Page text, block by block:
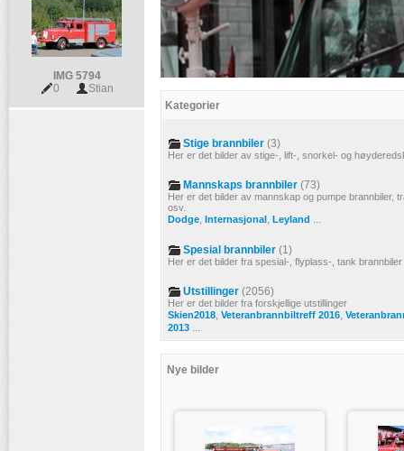
IMG 5794
0
Stian
Kategorier
Stige brannbiler (3)
Her er det bilder av stige-, lift-, snorkel- og
Mannskaps brannbiler (73)
Her er det bilder av mannskap og pumpe brannbiler,
osv.
Dodge, Internasjonal, Leyland ...
Spesial brannbiler (1)
Her er det bilder fra spesial-, flyplass-, tank brannbiler
Utstillinger (2056)
Her er det bilder fra forskjellige utstillinger
Skien2018, Veteranbrannbiltreff 2016,
2013 ...
Nye bilder